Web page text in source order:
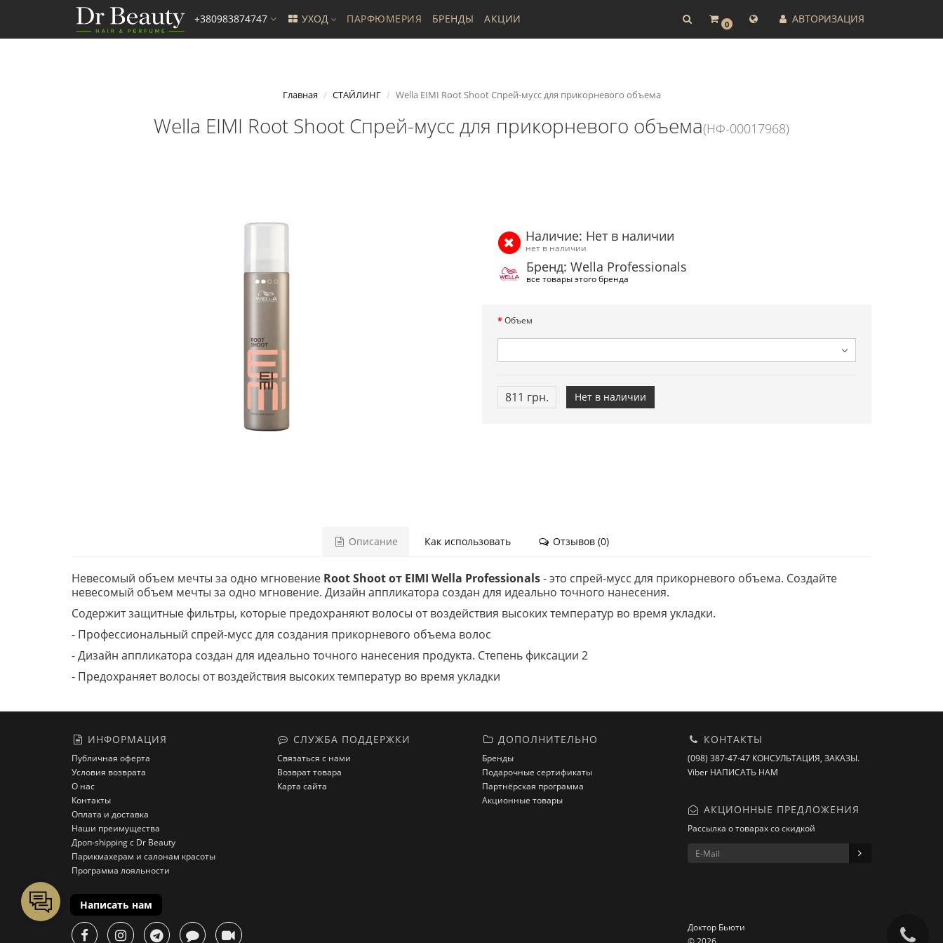
0 АВТОРИЗАЦИЯ
+380983874747 УХОД ПАРФЮМЕРИЯ БРЕНДЫ АКЦИИ
Главная СТАЙЛИНГ Wella EIMI Root Shoot Спрей-мусс для прикорневого объема
Wella EIMI Root Shoot Спрей-мусс для прикорневого объема(НФ-00017968)
Наличие: Нет в наличии
нет в наличии
Бренд: Wella Professionals
все товары этого бренда
Объем
811 грн. Нет в наличии
Описание Как использовать Отзывов (0)
Невесомый объем мечты за одно мгновение Root Shoot от EIMI Wella Professionals- это спрей-мусс для прикорневого объема. Создайте
невесомый объем мечты за одно мгновение. Дизайн аппликатора создан для идеально точного нанесения.
Содержит защитные фильтры, которые предохраняют волосы от воздействия высоких температур во время укладки.
- Профессиональный спрей-мусс для создания прикорневого объема волос
- Дизайн аппликатора создан для идеально точного нанесения продукта. Степень фиксации 2
- Предохраняет волосы от воздействия высоких температур во время укладки
ИНФОРМАЦИЯ
Публичная оферта
Условия возврата
О нас
Контакты
Оплата и доставка
Наши преимущества
Дроп-shipping с Dr Beauty
Парикмахерам и салонам красоты
Программа лояльности
СЛУЖБА ПОДДЕРЖКИ
Связаться с нами
Возврат товара
Карта сайта
ДОПОЛНИТЕЛЬНО
Бренды
Подарочные сертификаты
Партнёрская программа
Акционные товары
КОНТАКТЫ
(098) 387-47-47 КОНСУЛЬТАЦИЯ, ЗАКАЗЫ.
Viber НАПИСАТЬ НАМ
АКЦИОННЫЕ ПРЕДЛОЖЕНИЯ
Рассылка о товарах со скидкой
Доктор Бьюти